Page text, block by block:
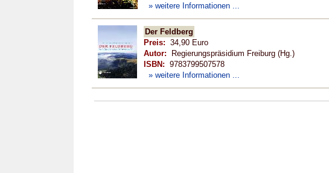
» weitere Informationen ...
Der Feldberg
Preis: 34,90 Euro
Autor: Regierungspräsidium Freiburg (Hg.)
ISBN: 9783799507578
» weitere Informationen ...